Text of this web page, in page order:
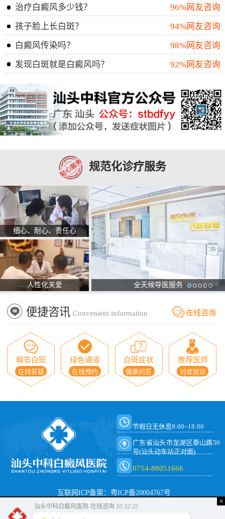
治疗白癜风多少钱？
96%网友咨询
孩子脸上长白斑？
94%网友咨询
白癜风传染吗？
98%网友咨询
发现白斑就是白癜风吗？
92%网友咨询
规范化诊疗服务
细心、耐心、责任心
人性化关爱 全天候导医服务
便捷咨讯 Convenient information 在线咨询
解答白斑
在线答疑
绿色通道
在线预约
白斑症状
健康问答
推荐医师
对症就诊
节假日无休息8:00~18:00
广东省汕头市龙湖区泰山路50
号(汕头动车站正对面)
0754-88051666
互联网ICP备案：粤ICP备20004767号
×
汕头中科白癜风医院-在线咨询 10:32:25